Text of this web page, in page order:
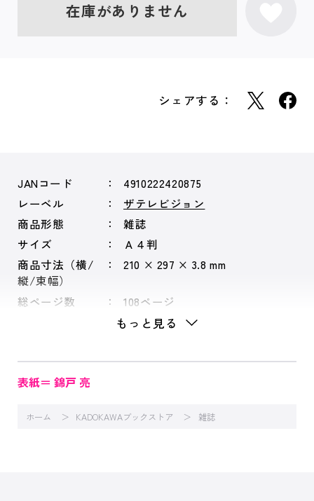
在庫がありません
シェアする：
JANコード
4910222420875
レーベル
ザテレビジョン
商品形態
雑誌
サイズ
Ａ４判
商品寸法（横/
縦/束幅）
210 × 297 × 3.8 mm
総ページ数 108ページ
もっと見る
表紙＝ 錦戸 亮
ホーム KADOKAWAブックストア 雑誌